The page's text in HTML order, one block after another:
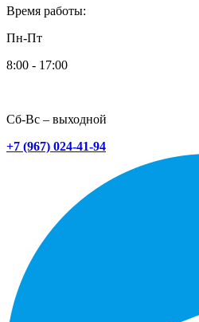
Время работы:
Пн-Пт
8:00 - 17:00
Сб-Вс – выходной
+7 (967) 024-41-94